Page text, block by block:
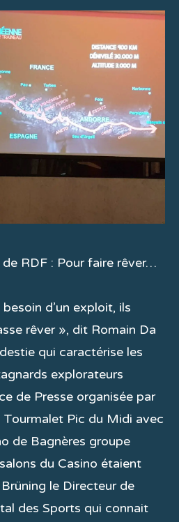
RDF : Pour faire rêver…
d’un exploit, ils
rêver », dit Romain Da
qui caractérise les
explorateurs
de Presse organisée par
Tourmalet Pic du Midi avec
de Bagnères groupe
du Casino étaient
le Directeur de
des Sports qui connait